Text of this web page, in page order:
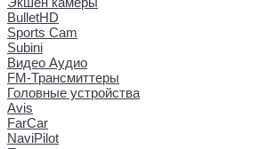
BulletHD
Sports Cam
Subini
Видео Аудио
FM-Трансмиттеры
Головные устройства
Avis
FarCar
NaviPilot